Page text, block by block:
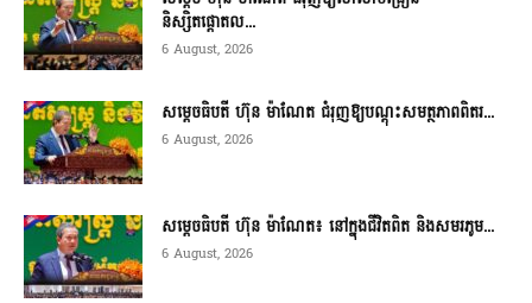
និស្សិតផ្តោតល...
6 August, 2026
សម្តេចធិបតី ហ៊ុន ម៉ាណែត ជំរុញឱ្យបណ្តុះសមត្ថភាពពិតរ...
6 August, 2026
សម្តេចធិបតី ហ៊ុន ម៉ាណែត៖ នៅក្នុងជីវិតពិត និងសមរភូម...
6 August, 2026